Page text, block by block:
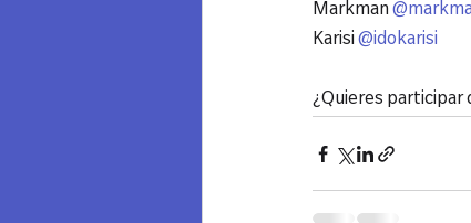
Markman
Karisi @idokarisi
¿Quieres participar